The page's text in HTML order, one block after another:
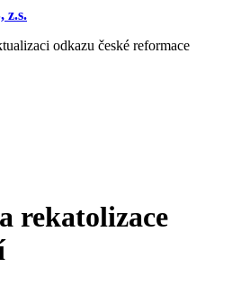
z.s.
odkazu české reformace
rekatolizace